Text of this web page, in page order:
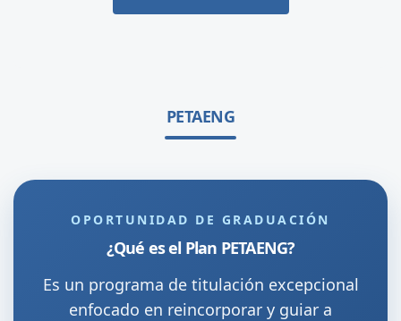
PETAENG
OPORTUNIDAD DE GRADUACIÓN
¿Qué es el Plan PETAENG?
Es un programa de titulación excepcional
enfocado en reincorporar y guiar a